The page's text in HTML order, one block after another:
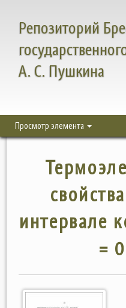
Репозиторий
А. С. Пушкина
Просмотр элемента
интервале
=